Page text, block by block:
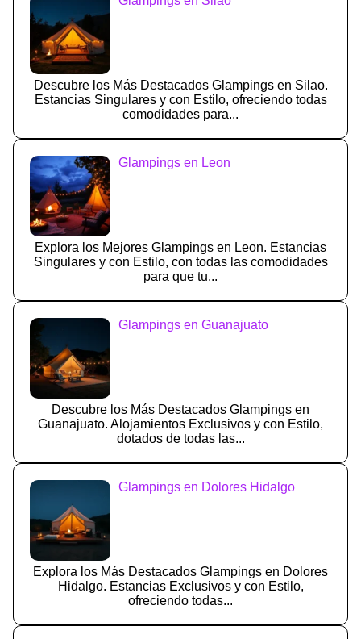
Descubre los Más Destacados Glampings en Silao.
Estancias Singulares y con Estilo, ofreciendo todas
comodidades para...
Glampings en Leon
Explora los Mejores Glampings en Leon. Estancias
Singulares y con Estilo, con todas las comodidades
para que tu...
Glampings en Guanajuato
Descubre los Más Destacados Glampings en
Guanajuato. Alojamientos Exclusivos y con Estilo,
dotados de todas las...
Glampings en Dolores Hidalgo
Explora los Más Destacados Glampings en Dolores
Hidalgo. Estancias Exclusivos y con Estilo,
ofreciendo todas...